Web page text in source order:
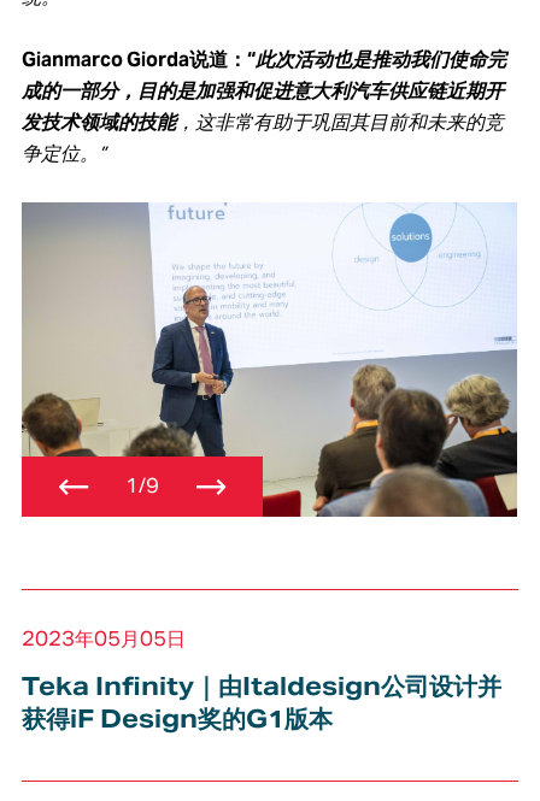
Gianmarco Giorda说道： “此次活动也是推动我们使命完
成的一部分，目的是加强和促进意大利汽车供应链近期开
发技术领域的技能，这非常有助于巩固其目前和未来的竞
争定位。”
← 1/9 →
2023年05月05日
Teka Infinity｜由Italdesign公司设计并
获得iF Design奖的G1版本